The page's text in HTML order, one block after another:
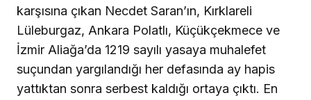
karşısına çıkan Necdet Saran’ın, Kırklareli
Lüleburgaz, Ankara Polatlı, Küçükçekmece ve
İzmir Aliağa’da 1219 sayılı yasaya muhalefet
suçundan yargılandığı her defasında ay hapis
yattıktan sonra serbest kaldığı ortaya çıktı. En